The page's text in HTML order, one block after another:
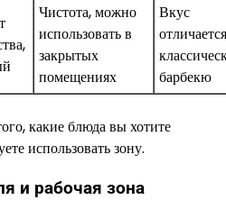
Чистота, можно
использовать в
закрытых
помещениях
Вкус
барбекю
какие блюда вы хотите
использовать зону.
и рабочая зона